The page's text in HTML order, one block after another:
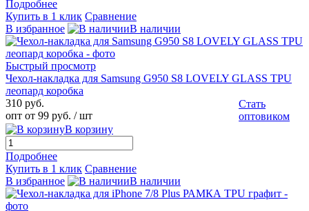
Подробнее
Купить в 1 клик Сравнение
В избранное
В наличии
Быстрый просмотр
Чехол-накладка для Samsung G950 S8 LOVELY GLASS TPU
леопард коробка
310 руб.
опт от 99 руб. / шт
Стать
оптовиком
В корзину
Подробнее
Купить в 1 клик Сравнение
В избранное
В наличии